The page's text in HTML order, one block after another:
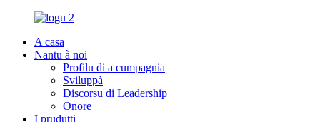
A casa
Nantu à noi
Profilu di a cumpagnia
Sviluppà
Discorsu di Leadership
Onore
I prudutti